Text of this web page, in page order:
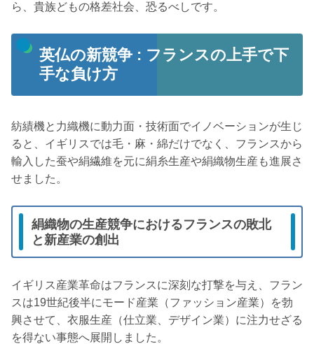
ら、貴族どもの格差社会、恐るべしです。
英仏の新競争 : フランスの上手で下
手な負け方
紡績機と力織機に動力面・技術面でイノベーションが生じ
ると、イギリスでは毛・麻・綿だけでなく、フランスから
輸入した蚕や絹繊維を元に絹糸生産や絹織物生産も進展さ
せました。
絹織物の生産競争におけるフランスの敗北
と新産業の創出
イギリス産業革命はフランスに深刻な打撃を与え、フラン
スは19世紀後半にモード産業（ファッション産業）を勃
興させて、衣服生産（仕立業、デザイン業）に注力せざる
を得ない事態へ展開しました。